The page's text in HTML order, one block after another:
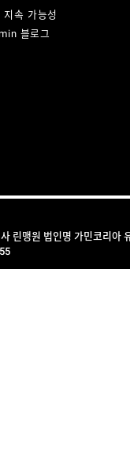
지속 가능성
블로그
린맹원 법인명 가민코리아